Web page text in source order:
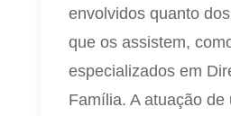
envolvidos quanto
que os assistem,
especializados em
Família. A atuação de